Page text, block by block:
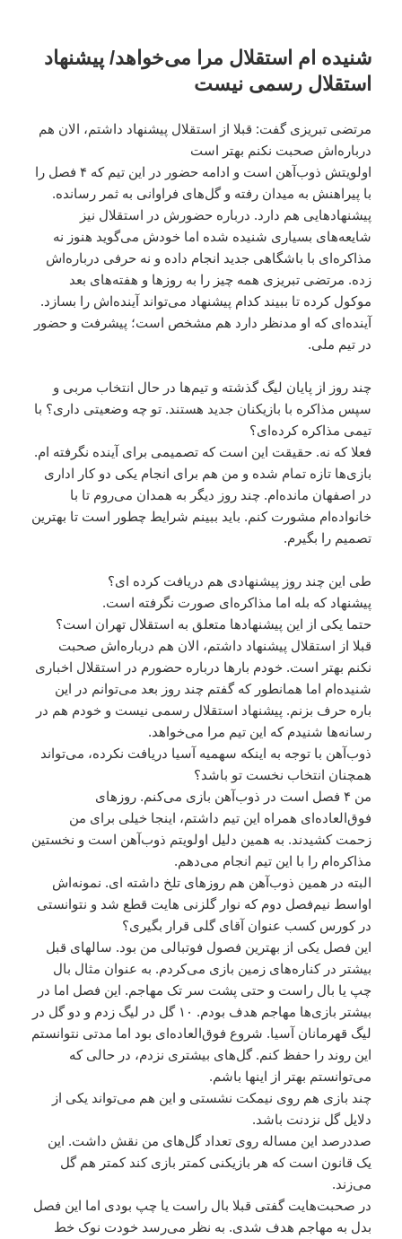
شنیده ام استقلال مرا می‌خواهد/ پیشنهاد
استقلال رسمی نیست
مرتضی تبریزی گفت: قبلا از استقلال پیشنهاد داشتم، الان هم
درباره‌اش صحبت نکنم بهتر است
اولویتش ذوب‌آهن است و ادامه حضور در این تیم که ۴ فصل را
با پیراهنش به میدان رفته و گل‌های فراوانی به ثمر رسانده.
پیشنهادهایی هم دارد. درباره حضورش در استقلال نیز
شایعه‌های بسیاری شنیده شده اما خودش می‌گوید هنوز نه
مذاکره‌ای با باشگاهی جدید انجام داده و نه حرفی درباره‌اش
زده. مرتضی تبریزی همه چیز را به روزها و هفته‌های بعد
موکول کرده تا ببیند کدام پیشنهاد می‌تواند آینده‌اش را بسازد.
آینده‌ای که او مدنظر دارد هم مشخص است؛ پیشرفت و حضور
در تیم ملی.
چند روز از پایان لیگ گذشته و تیم‌ها در حال انتخاب مربی و
سپس مذاکره با بازیکنان جدید هستند. تو چه وضعیتی داری؟ با
تیمی مذاکره کرده‌ای؟
فعلا که نه. حقیقت این است که تصمیمی برای آینده نگرفته ام.
بازی‌ها تازه تمام شده و من هم برای انجام یکی دو کار اداری
در اصفهان مانده‌ام. چند روز دیگر به همدان می‌روم تا با
خانواده‌ام مشورت کنم. باید ببینم شرایط چطور است تا بهترین
تصمیم را بگیرم.
طی این چند روز پیشنهادی هم دریافت کرده ای؟
پیشنهاد که بله اما مذاکره‌ای صورت نگرفته است.
حتما یکی از این پیشنهادها متعلق به استقلال تهران است؟
قبلا از استقلال پیشنهاد داشتم، الان هم درباره‌اش صحبت
نکنم بهتر است. خودم بارها درباره حضورم در استقلال اخباری
شنیده‌ام اما همانطور که گفتم چند روز بعد می‌توانم در این
باره حرف بزنم. پیشنهاد استقلال رسمی نیست و خودم هم در
رسانه‌ها شنیدم که این تیم مرا می‌خواهد.
ذوب‌آهن با توجه به اینکه سهمیه آسیا دریافت نکرده، می‌تواند
همچنان انتخاب نخست تو باشد؟
من ۴ فصل است در ذوب‌آهن بازی می‌کنم. روزهای
فوق‌العاده‌ای همراه این تیم داشتم، اینجا خیلی برای من
زحمت کشیدند. به همین دلیل اولویتم ذوب‌آهن است و نخستین
مذاکره‌ام را با این تیم انجام می‌دهم.
البته در همین ذوب‌آهن هم روزهای تلخ داشته ای. نمونه‌اش
اواسط نیم‌فصل دوم که نوار گلزنی هایت قطع شد و نتوانستی
در کورس کسب عنوان آقای گلی قرار بگیری؟
این فصل یکی از بهترین فصول فوتبالی من بود. سالهای قبل
بیشتر در کناره‌های زمین بازی می‌کردم. به عنوان مثال بال
چپ یا بال راست و حتی پشت سر تک مهاجم. این فصل اما در
بیشتر بازی‌ها مهاجم هدف بودم. ۱۰ گل در لیگ زدم و دو گل در
لیگ قهرمانان آسیا. شروع فوق‌العاده‌ای بود اما مدتی نتوانستم
این روند را حفظ کنم. گل‌های بیشتری نزدم، در حالی که
می‌توانستم بهتر از اینها باشم.
چند بازی هم روی نیمکت نشستی و این هم می‌تواند یکی از
دلایل گل نزدنت باشد.
صددرصد این مساله روی تعداد گل‌های من نقش داشت. این
یک قانون است که هر بازیکنی کمتر بازی کند کمتر هم گل
می‌زند.
در صحبت‌هایت گفتی قبلا بال راست یا چپ بودی اما این فصل
بدل به مهاجم هدف شدی. به نظر می‌رسد خودت نوک خط